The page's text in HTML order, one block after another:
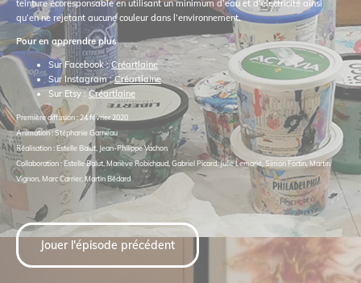
teinture écoresponsable en utilisant un minimum d’eau et d’électricité ainsi
qu’en ne rejetant aucune couleur dans l’environnement.
Pour en apprendre plus
Sur Facebook :Créartlaine
Sur Instagram :Créartlaine
Sur Etsy :Créartlaine
Première diffusion : 24 février 2020
Animation : Stéphanie Garneau
Réalisation : Estelle Balut, Jean-Philippe Vachon
Collaboration : Estelle Balut, Mariève Robichaud, Gabriel Picard, Julie Lemarié, Simon Fortin, Martin
Vignon, Marc Carrier, Martin Bédard
Jouer l'épisode précédent